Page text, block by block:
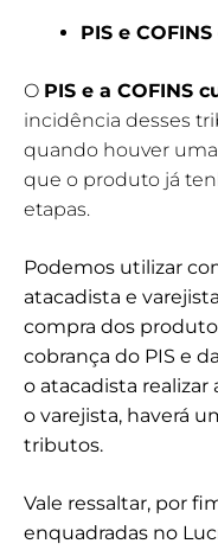
PIS e
O PIS e a COFINS
incidência desses
quando houver
que o produto já
etapas.
Podemos utilizar
atacadista e
compra dos
cobrança do PIS e
o atacadista realizar
o varejista, haverá
tributos.
Vale ressaltar, por
enquadradas no